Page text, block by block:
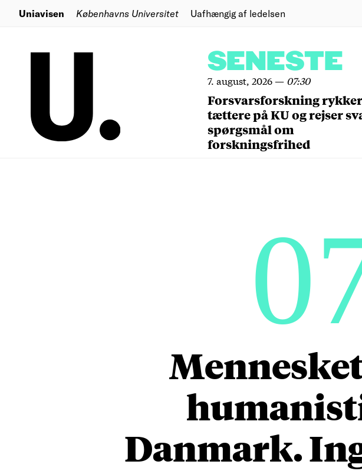
Uniavisen Københavns Universitet Uafhængig af ledelsen
SENESTE
7. august, 2026— 07:30
Forsvarsforskning rykker
tættere på KU og rejser
spørgsmål om
forskningsfrihed
Danmark.